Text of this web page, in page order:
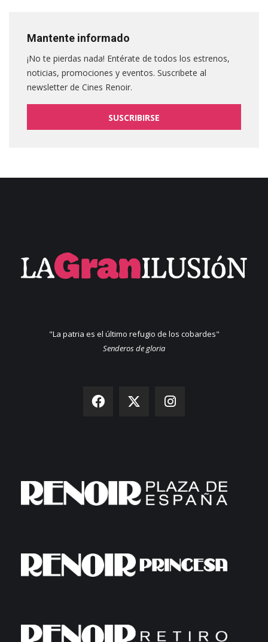
Mantente informado
¡No te pierdas nada! Entérate de todos los estrenos,
noticias, promociones y eventos. Suscribete al
newsletter de Cines Renoir.
SUSCRIBIRSE
"La patria es el último refugio de los cobardes"
Senderos de gloria